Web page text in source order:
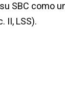
SBC como
II, LSS).